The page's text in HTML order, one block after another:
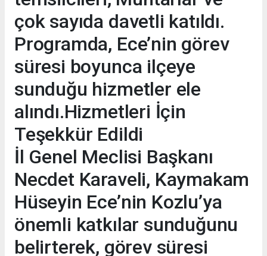
çok sayıda davetli katıldı.
Programda, Ece’nin görev
süresi boyunca ilçeye
sunduğu hizmetler ele
alındı.Hizmetleri İçin
Teşekkür Edildi
İl Genel Meclisi Başkanı
Necdet Karaveli, Kaymakam
Hüseyin Ece’nin Kozlu’ya
önemli katkılar sunduğunu
belirterek, görev süresi